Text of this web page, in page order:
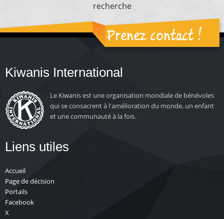
recherche
Prenez contact !
Kiwanis International
Le Kiwanis est une organisation mondiale de bénévoles
qui se consacrent à l'amélioration du monde, un enfant
et une communauté à la fois.
Liens utiles
Accueil
Page de décision
Portails
Facebook
X